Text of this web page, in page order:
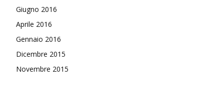
Giugno 2016
Aprile 2016
Gennaio 2016
Dicembre 2015
Novembre 2015